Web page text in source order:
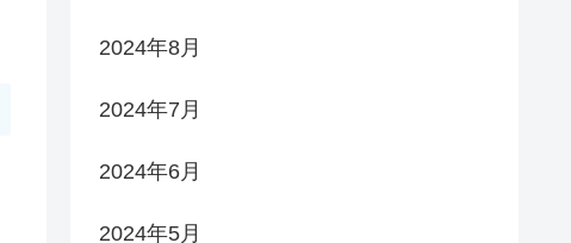
2024年8月
2024年7月
2024年6月
2024年5月